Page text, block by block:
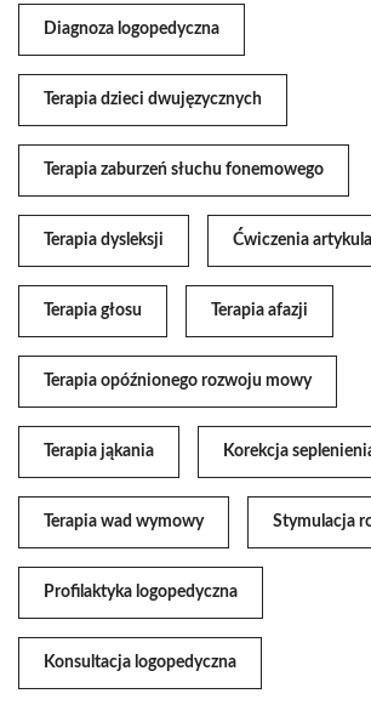
Diagnoza logopedyczna
Terapia dzieci dwujęzycznych
Terapia zaburzeń słuchu fonemowego
Terapia dysleksji Ćwiczenia
Terapia głosu Terapia afazji
Terapia opóźnionego rozwoju mowy
Terapia jąkania Korekcja
Terapia wad wymowy Stymulacja
Profilaktyka logopedyczna
Konsultacja logopedyczna